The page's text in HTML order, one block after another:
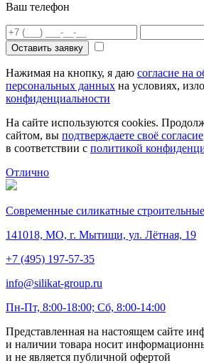
Ваш телефон
Оставить заявку
Нажимая на кнопку, я даю согласие на
персональных данных на условиях,
конфиденциальности
На сайте используются cookies.
сайтом, вы подтверждаете своё согласие
в соответствии с политикой
Отлично
Современные силикатные
141018, МО, г. Мытищи, ул. Лётная, 19
+7 (495) 197-57-35
info@silikat-group.ru
Пн-Пт, 8:00-18:00; Сб, 8:00-14:00
Представленная на настоящем сайте
и наличии товара носит
и не является публичной офертой